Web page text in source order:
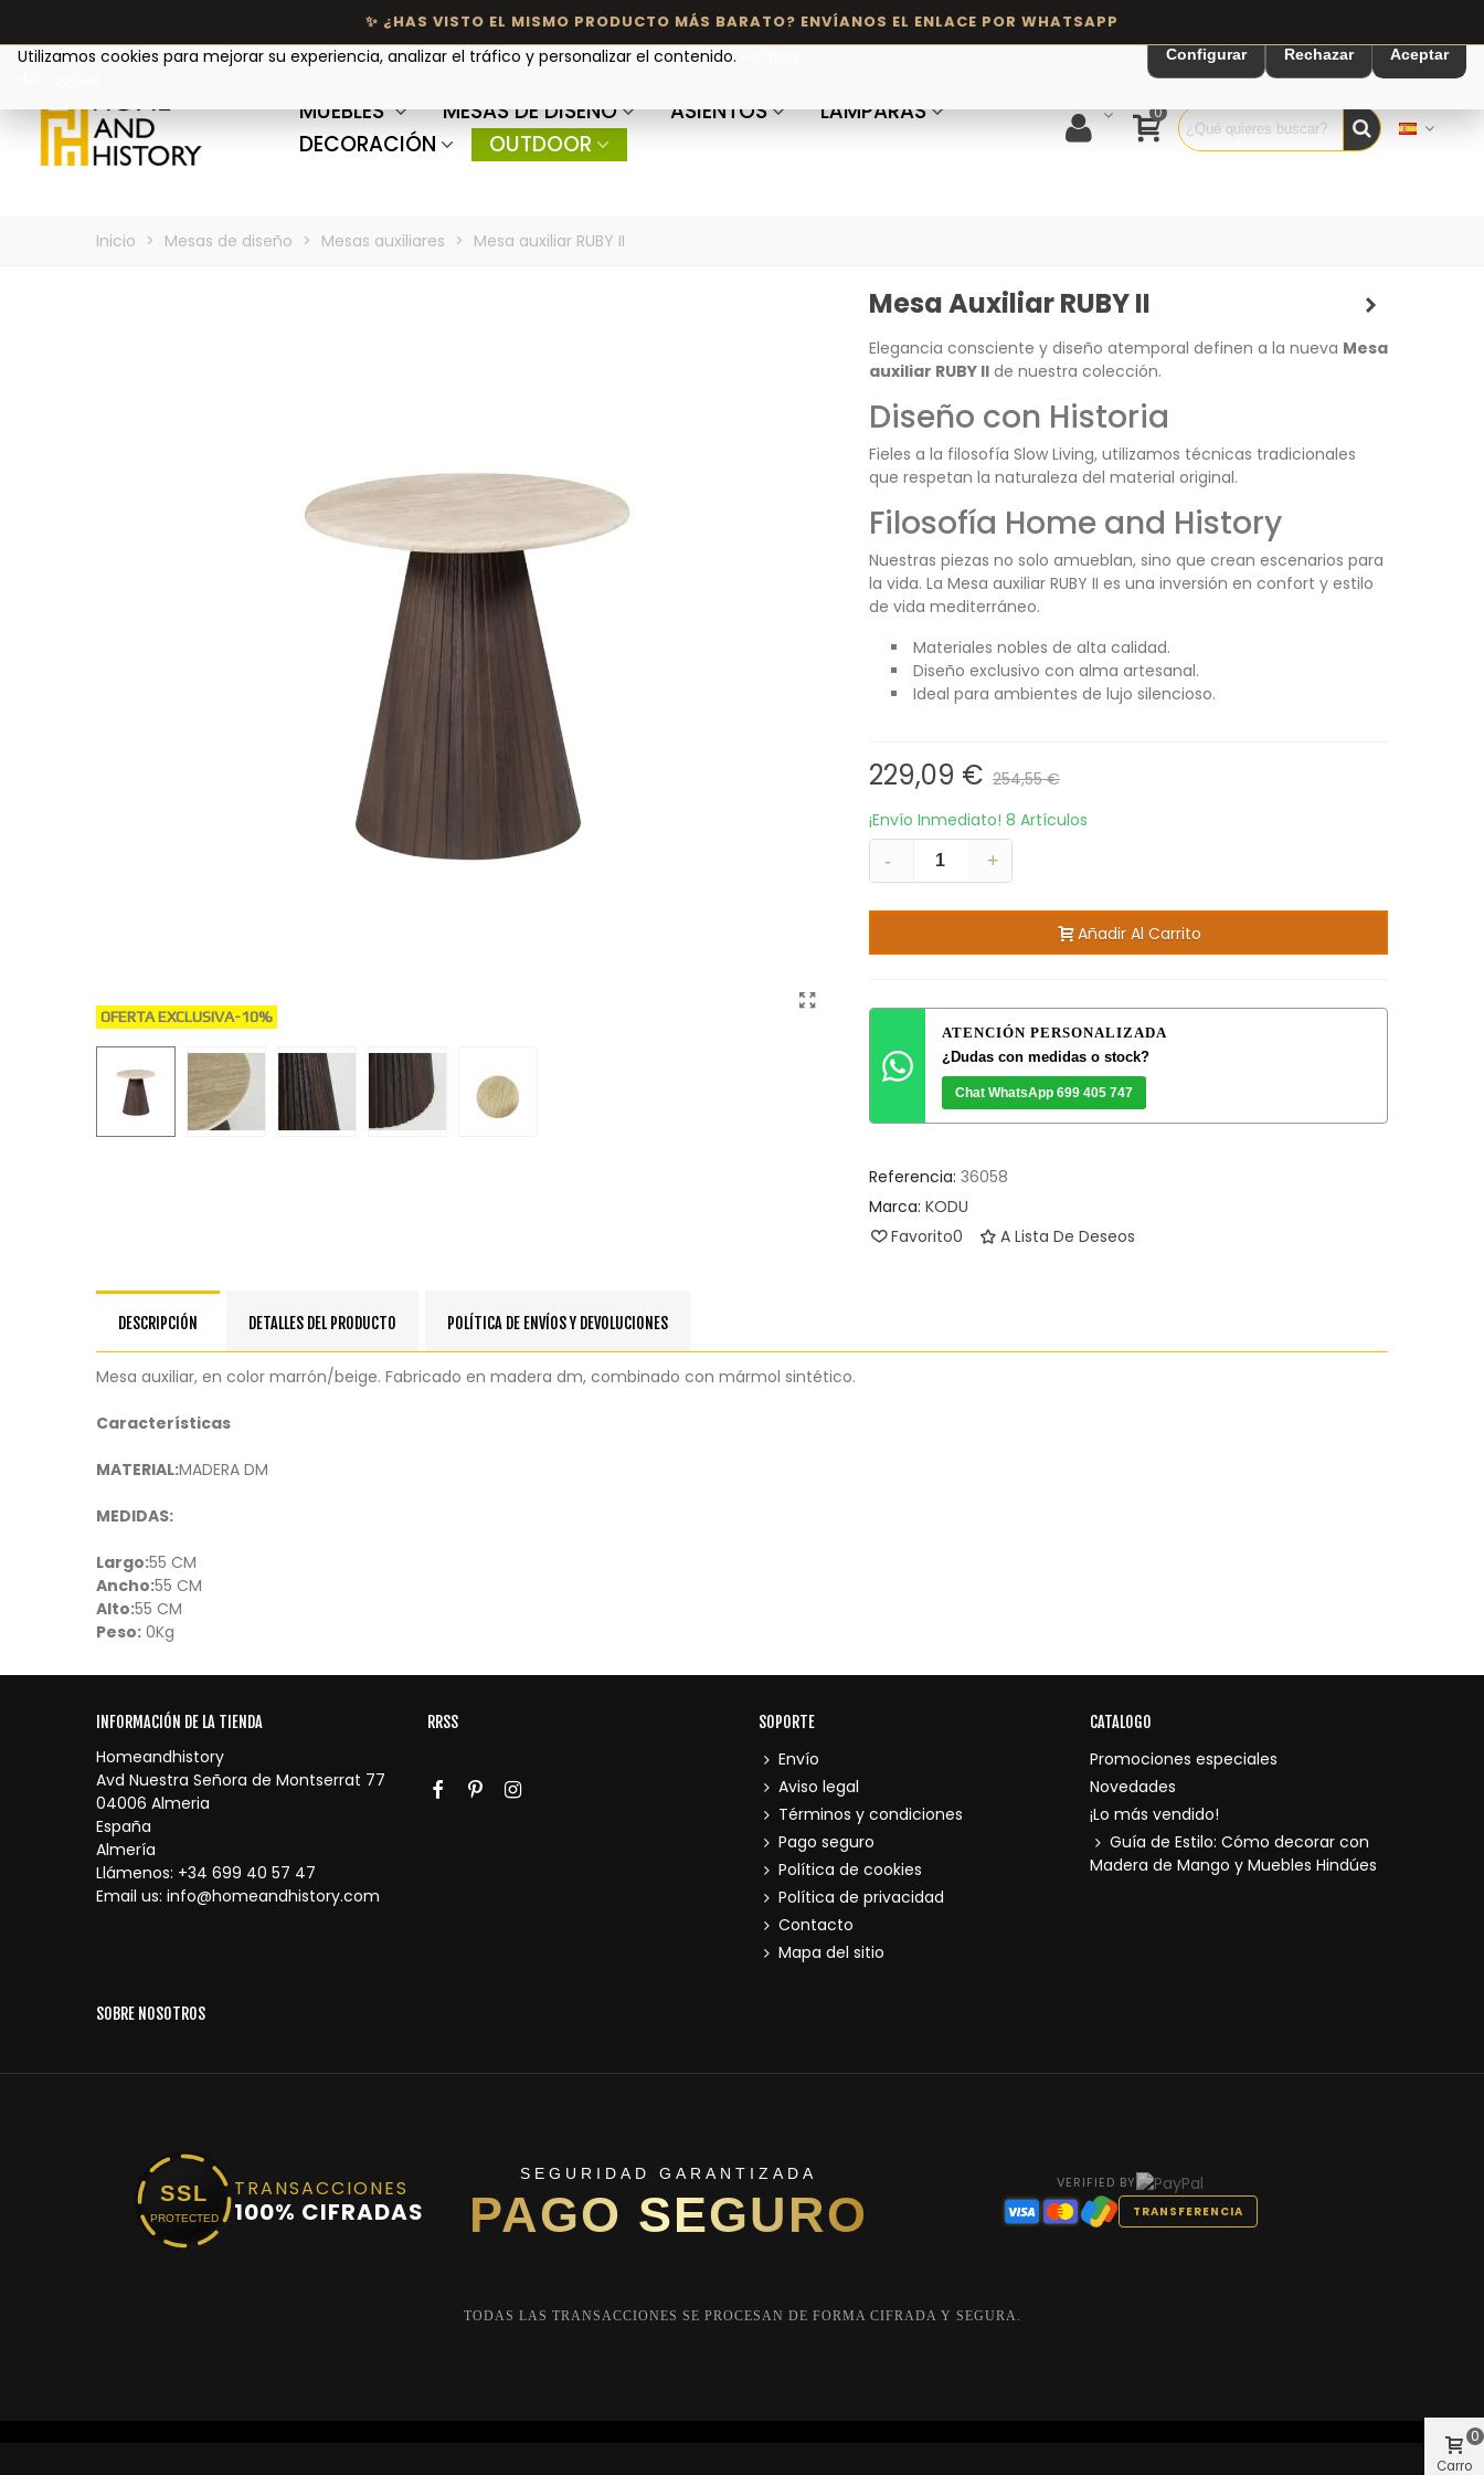
MUEBLES MESAS DE DISEÑO ASIENTOS
LÁMPARAS
DECORACIÓN
OUTDOOR
0
Inicio > Mesas de diseño > Mesas auxiliares > Mesa auxiliar RUBY II
OFERTA EXCLUSIVA-10%
Mesa Auxiliar RUBY II
Elegancia consciente y diseño atemporal definen a la nueva Mesa
auxiliar RUBY IIde nuestra colección.
Diseño con Historia
Fieles a la filosofía Slow Living, utilizamos técnicas tradicionales
que respetan la naturaleza del material original.
Filosofía Home and History
Nuestras piezas no solo amueblan, sino que crean escenarios para
la vida. La Mesa auxiliar RUBY II es una inversión en confort y estilo
de vida mediterráneo.
Materiales nobles de alta calidad.
Diseño exclusivo con alma artesanal.
Ideal para ambientes de lujo silencioso.
229,09 € 254,55 €
¡Envío Inmediato! 8 Artículos
-
+
Añadir Al Carrito
ATENCIÓN PERSONALIZADA
¿Dudas con medidas o stock?
Chat WhatsApp 699 405 747
Referencia: 36058
Marca: KODU
Favorito0 A Lista De Deseos
DESCRIPCIÓN DETALLES DEL PRODUCTO POLÍTICA DE ENVÍOS Y DEVOLUCIONES
Mesa auxiliar, en color marrón/beige. Fabricado en madera dm, combinado con mármol sintético.
Características
MATERIAL:MADERA DM
MEDIDAS:
Largo:55 CM
Ancho:55 CM
Alto:55 CM
Peso: 0Kg
INFORMACIÓN DE LA TIENDA
Homeandhistory
Avd Nuestra Señora de Montserrat 77
04006 Almeria
España
Almería
Llámenos: +34 699 40 57 47
Email us: info@homeandhistory.com
RRSS SOPORTE
Envío
Aviso legal
Términos y condiciones
Pago seguro
Política de cookies
Política de privacidad
Contacto
Mapa del sitio
CATALOGO
Promociones especiales
Novedades
¡Lo más vendido!
Guía de Estilo: Cómo decorar con
Madera de Mango y Muebles Hindúes
SOBRE NOSOTROS
Utilizamos cookies para mejorar su experiencia, analizar el tráfico y personalizar el contenido.
Configurar Rechazar Aceptar
SSL
PROTECTED
TRANSACCIONES
100% CIFRADAS
SEGURIDAD GARANTIZADA
PAGO SEGURO
VERIFIED BY
TRANSFERENCIA
TODAS LAS TRANSACCIONES SE PROCESAN DE FORMA CIFRADA Y SEGURA.
Carro
0